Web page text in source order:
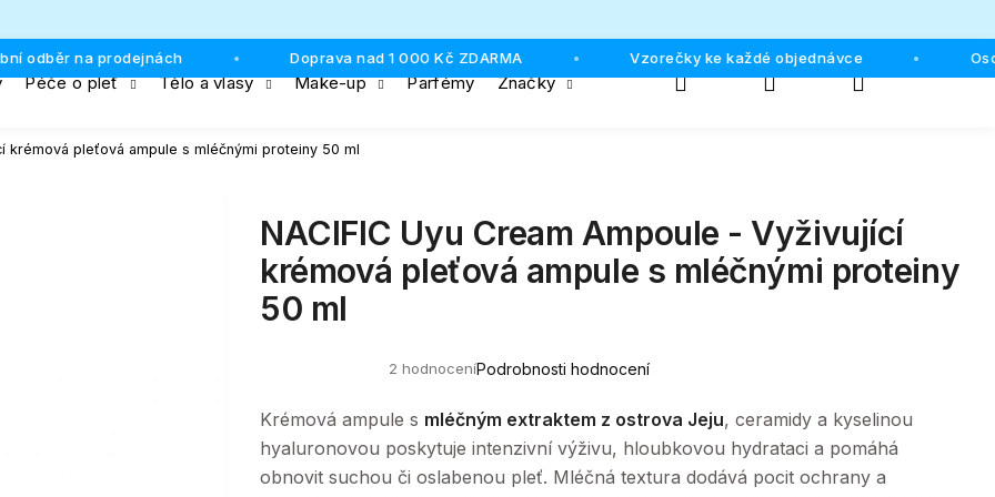
na prodejnách Doprava nad 1 000 Kč ZDARMA Vzorečky ke každé objednávce Osobní
Péče o pleť Tělo a vlasy Make-up Parfémy Značky Hledat PřihlášeníNákupní
krémová pleťová ampule s mléčnými proteiny 50 ml
produktu
je
5,0
z
5
2 hodnoceníPodrobnosti hodnocení
NACIFIC Uyu Cream Ampoule - Vyživující
krémová pleťová ampule s mléčnými proteiny
50 ml
Krémová ampule s mléčným extraktem z ostrova Jeju, ceramidy a kyselinou
hyaluronovou poskytuje intenzivní výživu, hloubkovou hydrataci a pomáhá
obnovit suchou či oslabenou pleť. Mléčná textura dodává pocit ochrany a